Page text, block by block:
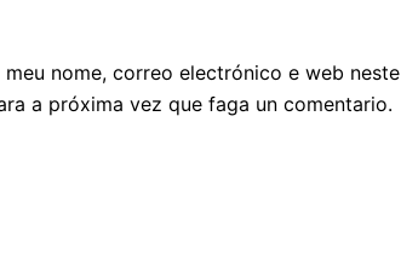
meu nome, correo electrónico e web neste
a próxima vez que faga un comentario.